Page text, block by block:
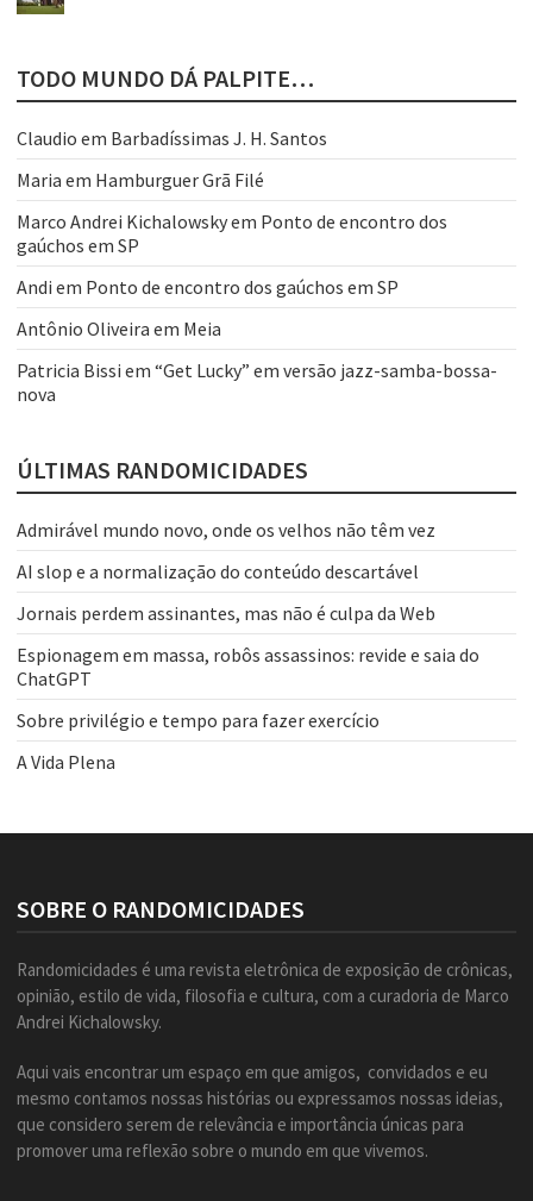
TODO MUNDO DÁ PALPITE…
Claudio em Barbadíssimas J. H. Santos
Maria em Hamburguer Grã Filé
Marco Andrei Kichalowskyem Ponto de encontro dos
gaúchos em SP
Andi em Ponto de encontro dos gaúchos em SP
Antônio Oliveira em Meia
Patricia Bissi em “Get Lucky” em versão jazz-samba-bossa-
nova
ÚLTIMAS RANDOMICIDADES
Admirável mundo novo, onde os velhos não têm vez
AI slop e a normalização do conteúdo descartável
Jornais perdem assinantes, mas não é culpa da Web
Espionagem em massa, robôs assassinos: revide e saia do
ChatGPT
Sobre privilégio e tempo para fazer exercício
A Vida Plena
SOBRE O RANDOMICIDADES
Randomicidades é uma revista eletrônica de exposição de crônicas,
opinião, estilo de vida, filosofia e cultura, com a curadoria de Marco
Andrei Kichalowsky.
Aqui vais encontrar um espaço em que amigos, convidados e eu
mesmo contamos nossas histórias ou expressamos nossas ideias,
que considero serem de relevância e importância únicas para
promover uma reflexão sobre o mundo em que vivemos.